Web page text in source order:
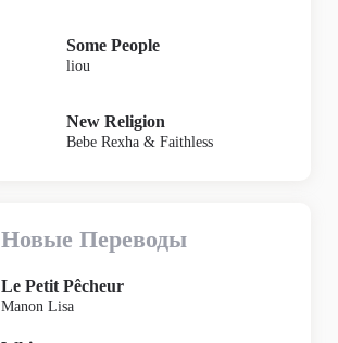
Some People
liou
New Religion
Bebe Rexha & Faithless
Новые Переводы
Le Petit Pêcheur
Manon Lisa